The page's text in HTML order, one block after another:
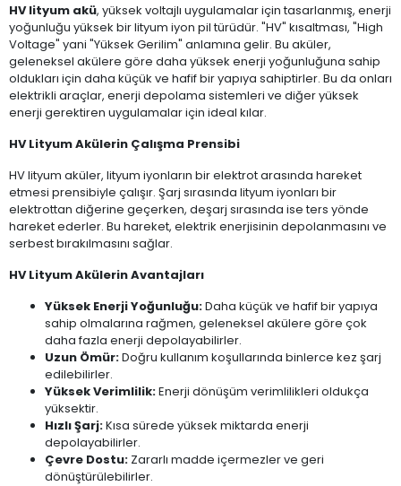
HV lityum akü, yüksek voltajlı uygulamalar için tasarlanmış, enerji
yoğunluğu yüksek bir lityum iyon pil türüdür. "HV" kısaltması, "High
Voltage" yani "Yüksek Gerilim" anlamına gelir. Bu aküler,
geleneksel akülere göre daha yüksek enerji yoğunluğuna sahip
oldukları için daha küçük ve hafif bir yapıya sahiptirler. Bu da onları
elektrikli araçlar, enerji depolama sistemleri ve diğer yüksek
enerji gerektiren uygulamalar için ideal kılar.
HV Lityum Akülerin Çalışma Prensibi
HV lityum aküler, lityum iyonların bir elektrot arasında hareket
etmesi prensibiyle çalışır. Şarj sırasında lityum iyonları bir
elektrottan diğerine geçerken, deşarj sırasında ise ters yönde
hareket ederler. Bu hareket, elektrik enerjisinin depolanmasını ve
serbest bırakılmasını sağlar.
HV Lityum Akülerin Avantajları
Yüksek Enerji Yoğunluğu:Daha küçük ve hafif bir yapıya
sahip olmalarına rağmen, geleneksel akülere göre çok
daha fazla enerji depolayabilirler.
Uzun Ömür:Doğru kullanım koşullarında binlerce kez şarj
edilebilirler.
Yüksek Verimlilik:Enerji dönüşüm verimlilikleri oldukça
yüksektir.
Hızlı Şarj:Kısa sürede yüksek miktarda enerji
depolayabilirler.
Çevre Dostu: Zararlı madde içermezler ve geri
dönüştürülebilirler.